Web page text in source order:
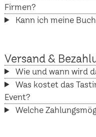
Firmen?
Kann ich meine
Versand &
Wie und wann wird
Was kostet das
Event?
Welche